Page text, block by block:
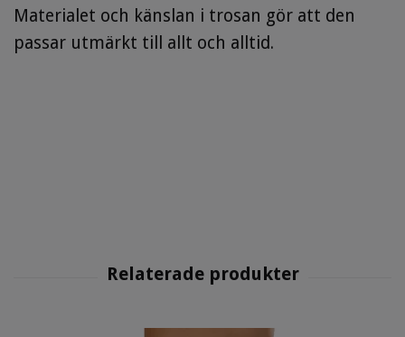
Materialet och känslan i trosan gör att den
passar utmärkt till allt och alltid.